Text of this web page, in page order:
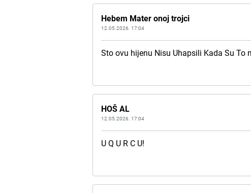
Hebem Mater onoj trojci
12.05.2026. 17:04
Sto ovu hijenu Nisu Uhapsili Kada Su
HOŠ AL
12.05.2026. 17:04
U Q U R C U!